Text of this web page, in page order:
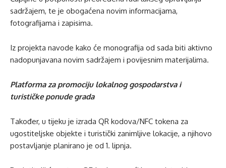
sadržajem, te je obogaćena novim informacijama,
fotografijama i zapisima.
Iz projekta navode kako će monografija od sada biti aktivno
nadopunjavana novim sadržajem i povijesnim materijalima.
Platforma za promociju lokalnog gospodarstva i
turističke ponude grada
Također, u tijeku je izrada QR kodova/NFC tokena za
ugostiteljske objekte i turistički zanimljive lokacije, a njihovo
postavljanje planirano je od 1. lipnja.